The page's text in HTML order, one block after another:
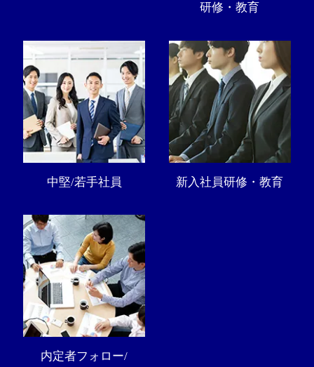
研修・教育
中堅/若手社員 新入社員研修・教育
内定者フォロー/